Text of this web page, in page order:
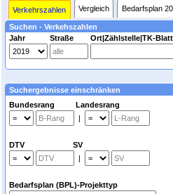
Verkehrszahlen Vergleich Bedarfsplan
Suchen - Verkehszahlen
Jahr
Straße Ort|Zählstelle|TK-Blatt
Suchergebnisse einschränken
Bundesrang Landesrang
|
DTV SV
|
Bedarfsplan (BPL)-Projekttyp